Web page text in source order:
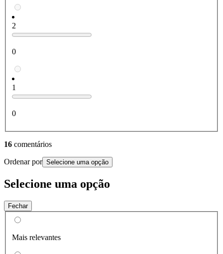
2
0
1
0
16 comentários
Ordenar por Selecione uma opção
Selecione uma opção
Fechar
Mais relevantes